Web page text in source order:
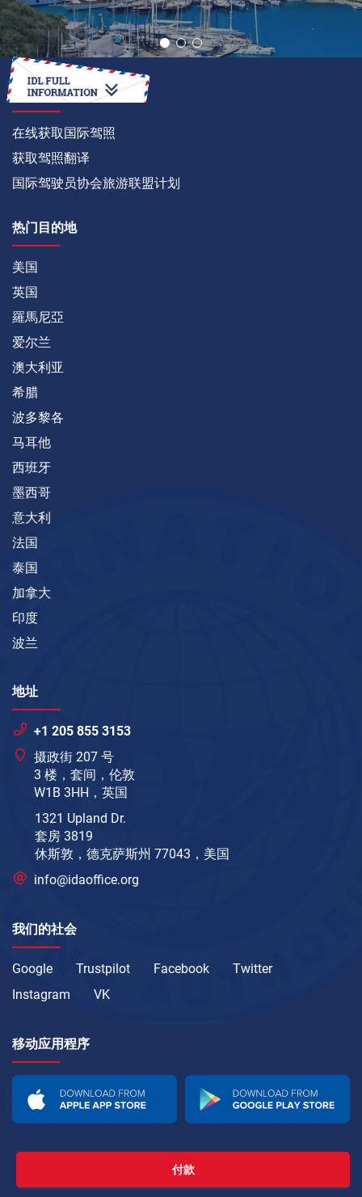
如何
在线获取国际驾照
获取驾照翻译
国际驾驶员协会旅游联盟计划
热门目的地
美国
英国
羅馬尼亞
爱尔兰
澳大利亚
希腊
波多黎各
马耳他
西班牙
墨西哥
意大利
法国
泰国
加拿大
印度
波兰
地址
+1 205 855 3153
摄政街 207 号
3 楼，套间，伦敦
W1B 3HH，英国
1321 Upland Dr.
套房 3819
休斯敦，德克萨斯州 77043，美国
info@idaoffice.org
我们的社会
Google Trustpilot Facebook
Twitter
Instagram
VK
移动应用程序
付款